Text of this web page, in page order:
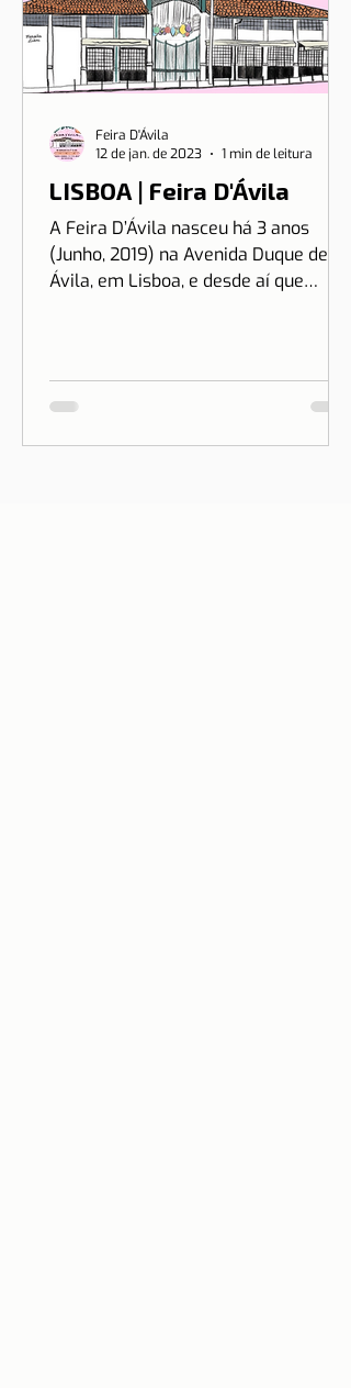
LISBOA | Feira D'Ávila
A Feira D’Ávila nasceu há 3 anos
(Junho, 2019) na Avenida Duque de
Ávila, em Lisboa, e desde aí que
Feira D'Ávila
12 de jan. de 2023
1 min de leitura